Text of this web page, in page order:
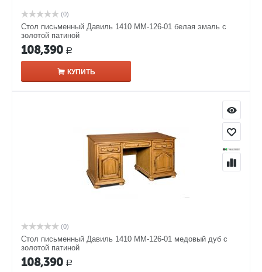
(0)
Стол письменный Давиль 1410 ММ-126-01 белая эмаль с
золотой патиной
108,390 Р
КУПИТЬ
(0)
Стол письменный Давиль 1410 ММ-126-01 медовый дуб с
золотой патиной
108,390 Р